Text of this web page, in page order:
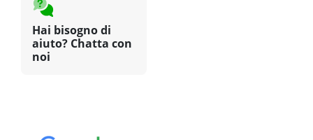
Hai bisogno di
aiuto? Chatta con
noi